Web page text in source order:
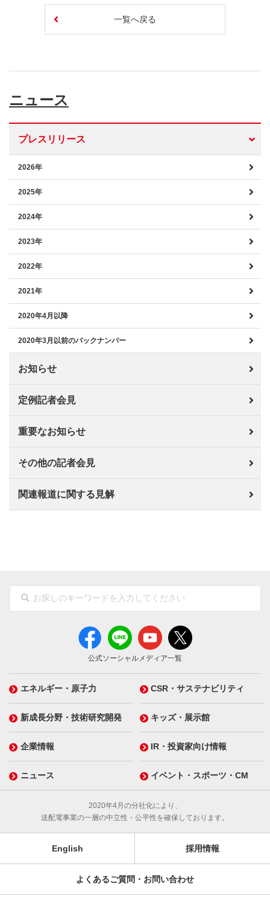
一覧へ戻る
ニュース
プレスリリース
2026年
2025年
2024年
2023年
2022年
2021年
2020年4月以降
2020年3月以前のバックナンバー
お知らせ
定例記者会見
重要なお知らせ
その他の記者会見
関連報道に関する見解
公式ソーシャルメディア一覧
エネルギー・原子力 CSR・サステナビリティ
新成長分野・技術研究開発 キッズ・展示館
企業情報 IR・投資家向け情報
ニュース イベント・スポーツ・CM
2020年4月の分社化により、
送配電事業の一層の中立性・公平性を確保しております。
English 採用情報
よくあるご質問・お問い合わせ